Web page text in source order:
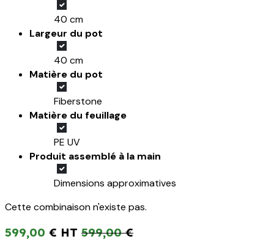
40 cm
Largeur du pot
40 cm
Matière du pot
Fiberstone
Matière du feuillage
PE UV
Produit assemblé à la main
Dimensions approximatives
Cette combinaison n'existe pas.
599,00 € 599,00€